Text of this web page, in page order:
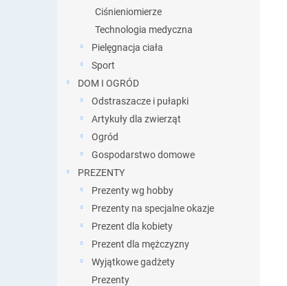
Ciśnieniomierze
Technologia medyczna
Pielęgnacja ciała
Sport
DOM I OGRÓD
Odstraszacze i pułapki
Artykuły dla zwierząt
Ogród
Gospodarstwo domowe
PREZENTY
Prezenty wg hobby
Prezenty na specjalne okazje
Prezent dla kobiety
Prezent dla mężczyzny
Wyjątkowe gadżety
Prezenty